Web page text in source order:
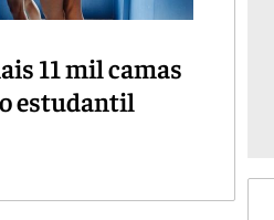
11 mil camas
estudantil